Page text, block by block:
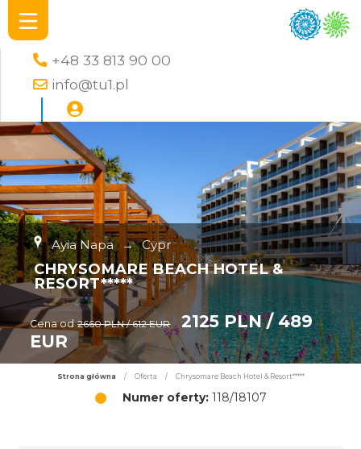
+48 33 813 90 00
info@tu1.pl
Ayia Napa → Cypr
CHRYSOMARE BEACH HOTEL &
RESORT*****
Cena od 2660 PLN / 612 EUR
2125 PLN / 489
EUR
Strona główna / Oferta / Chrysomare Beach Hotel & Resort*****
Numer oferty:118/18107